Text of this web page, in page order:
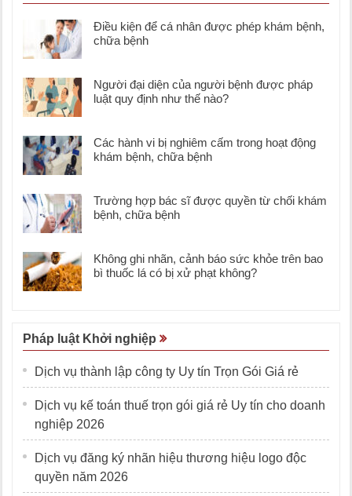
Điều kiện để cá nhân được phép khám bệnh,
chữa bệnh
Người đại diện của người bệnh được pháp
luật quy định như thế nào?
Các hành vi bị nghiêm cấm trong hoạt động
khám bệnh, chữa bệnh
Trường hợp bác sĩ được quyền từ chối khám
bệnh, chữa bệnh
Không ghi nhãn, cảnh báo sức khỏe trên bao
bì thuốc lá có bị xử phạt không?
Pháp luật Khởi nghiệp
Dịch vụ thành lập công ty Uy tín Trọn Gói Giá rẻ
Dịch vụ kế toán thuế trọn gói giá rẻ Uy tín cho doanh
nghiệp 2026
Dịch vụ đăng ký nhãn hiệu thương hiệu logo độc
quyền năm 2026